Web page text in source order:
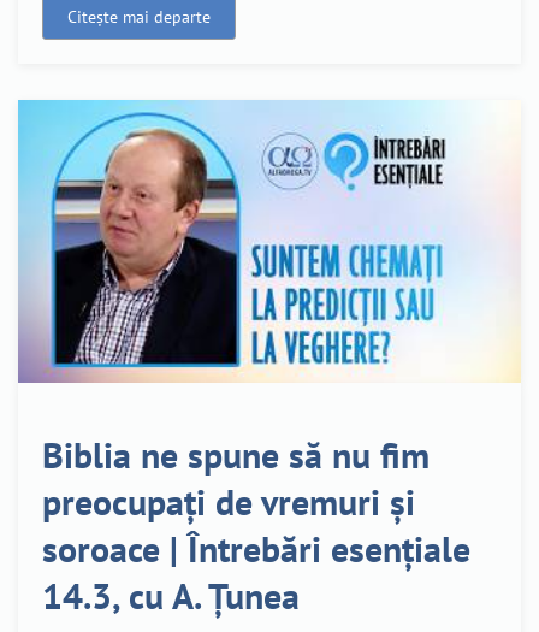
Citește mai departe
Biblia ne spune să nu fim
preocupați de vremuri și
soroace | Întrebări esențiale
14.3, cu A. Țunea